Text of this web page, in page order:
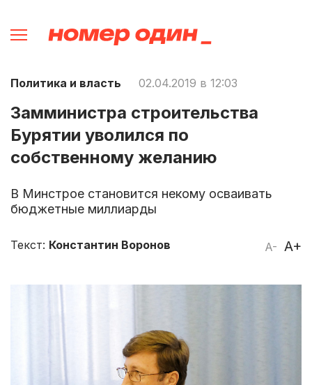
Политика и власть 02.04.2019 в 12:03
Замминистра строительства
Бурятии уволился по
собственному желанию
В Минстрое становится некому осваивать
бюджетные миллиарды
A- A+
Текст: Константин Воронов